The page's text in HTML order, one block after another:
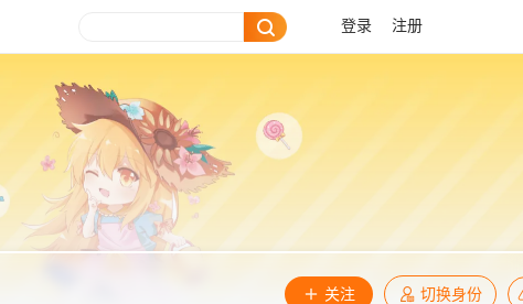
登录 注册
关注 切换身份